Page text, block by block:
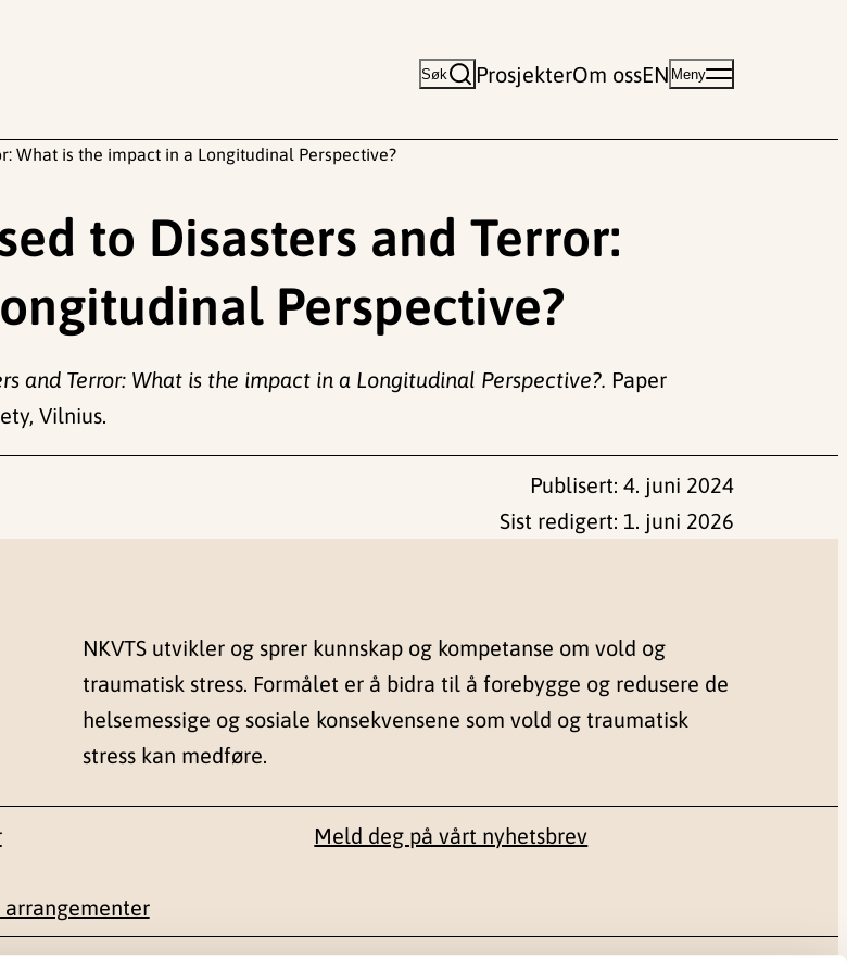
Søk ProsjekterOm ossEN Meny
What is the impact in a Longitudinal Perspective?
to Disasters and Terror:
Perspective?
and Terror: What is the impact in a Longitudinal Perspective?. Paper
Vilnius.
Publisert: 4. juni 2024
Sist redigert: 1. juni 2026
NKVTS utvikler og sprer kunnskap og kompetanse om vold og
traumatisk stress. Formålet er å bidra til å forebygge og redusere de
helsemessige og sosiale konsekvensene som vold og traumatisk
stress kan medføre.
arrangementer
Meld deg på vårt nyhetsbrev